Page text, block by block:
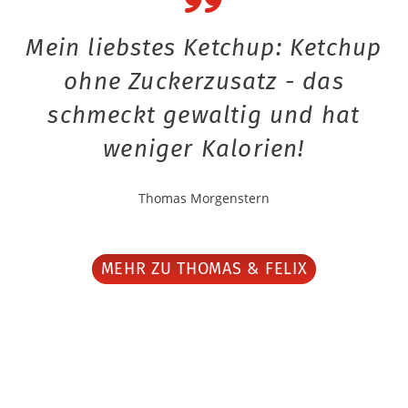
Mein liebstes Ketchup: Ketchup
ohne Zuckerzusatz - das
schmeckt gewaltig und hat
weniger Kalorien!
Thomas Morgenstern
MEHR ZU THOMAS & FELIX